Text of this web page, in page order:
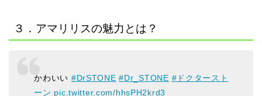
３．アマリリスの魅力とは？
かわいい #DrSTONE #Dr_STONE #ドクタースト
ーン pic.twitter.com/hhsPH2krd3